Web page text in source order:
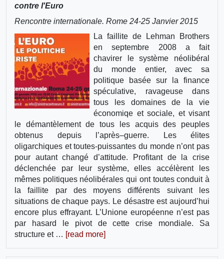
contre l'Euro
Rencontre internationale. Rome 24-25 Janvier 2015
La faillite de Lehman Brothers
en septembre 2008 a fait
chavirer le système néolibéral
du monde entier, avec sa
politique basée sur la finance
spéculative, ravageuse dans
tous les domaines de la vie
économiqe et sociale, et visant
le démantèlement de tous les acquis des peuples
obtenus depuis l’après–guerre. Les élites
oligarchiques et toutes-puissantes du monde n’ont pas
pour autant changé d’attitude. Profitant de la crise
déclenchée par leur système, elles accélèrent les
mêmes politiques néolibérales qui ont toutes conduit à
la faillite par des moyens différents suivant les
situations de chaque pays. Le désastre est aujourd’hui
encore plus effrayant. L’Unione européenne n’est pas
par hasard le pivot de cette crise mondiale. Sa
structure et … [read more]